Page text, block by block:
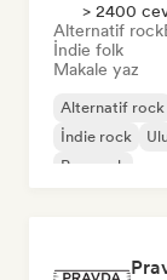
> 2400
Alternatif rock
İndie folk
Makale yaz
Alternatif rock
İndie rock
Pop rock